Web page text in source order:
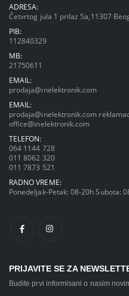
ADRESA:
Četvrtog jula 1 prilaz 5a,11307
PIB:
112840329
MB:
21750611
EMAIL:
prodaja@inelektronik.com
EMAIL:
prodaja@inelektronik.com
office@inelektronik.com
TELEFON:
064 1144 728
011 8062 320
011 7873 521
RADNO VREME:
Ponedeljak-Petak: 08-20h Subota:
PRIJAVITE SE ZA
Budite prvi informisani o nasim